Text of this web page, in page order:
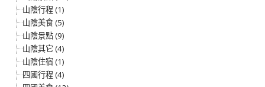
山陰行程 (1)
山陰美食 (5)
山陰景點 (9)
山陰其它 (4)
山陰住宿 (1)
四國行程 (4)